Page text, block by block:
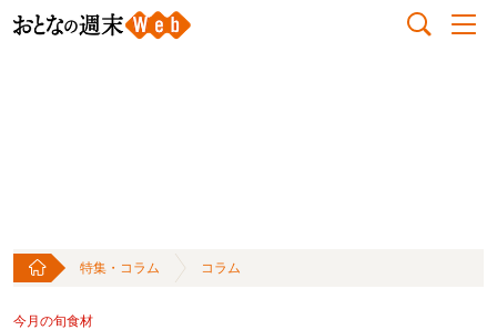
特集・コラム コラム
今月の旬食材